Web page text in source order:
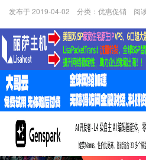
发布于 2019-04-02 分类： 优惠促销 阅